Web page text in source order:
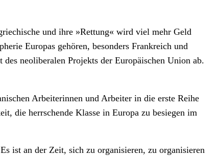
und ihre »Rettung« wird viel mehr Geld
Europas gehören, besonders Frankreich und
neoliberalen Projekts der Europäischen Union ab.
Arbeiterinnen und Arbeiter in die erste Reihe
die herrschende Klasse in Europa zu besiegen im
ist an der Zeit, sich zu organisieren, zu organisieren